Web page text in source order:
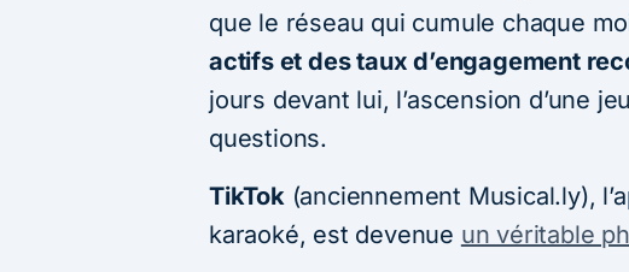
que le réseau qui cumule chaque
actifs et des taux d’engagement
jours devant lui, l’ascension d’une
questions.
TikTok (anciennement Musical.ly),
karaoké, est devenue un véritable